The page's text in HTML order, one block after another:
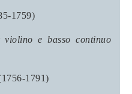
1759)
e basso continuo
1791)